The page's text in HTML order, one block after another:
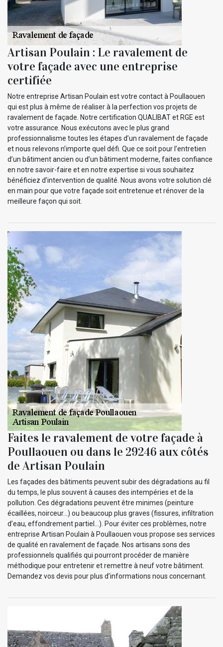
Artisan Poulain : Le ravalement de
votre façade avec une entreprise
certifiée
Notre entreprise Artisan Poulain est votre contact à Poullaouen
qui est plus à même de réaliser à la perfection vos projets de
ravalement de façade. Notre certification QUALIBAT et RGE est
votre assurance. Nous exécutons avec le plus grand
professionnalisme toutes les étapes d’un ravalement de façade
et nous relevons n’importe quel défi. Que ce soit pour l’entretien
d’un bâtiment ancien ou d’un bâtiment moderne, faites confiance
en notre savoir-faire et en notre expertise si vous souhaitez
bénéficiez d’intervention de qualité. Nous avons votre solution clé
en main pour que votre façade soit entretenue et rénover de la
meilleure façon qui soit.
Faites le ravalement de votre façade à
Poullaouen ou dans le 29246 aux côtés
de Artisan Poulain
Les façades des bâtiments peuvent subir des dégradations au fil
du temps, le plus souvent à causes des intempéries et de la
pollution. Ces dégradations peuvent être minimes (peinture
écaillées, noirceur…) ou beaucoup plus graves (fissures, infiltration
d’eau, effondrement partiel…). Pour éviter ces problèmes, notre
entreprise Artisan Poulain à Poullaouen vous propose ses services
de qualité en ravalement de façade. Nos artisans sons des
professionnels qualifiés qui pourront procéder de manière
méthodique pour entretenir et remettre à neuf votre bâtiment.
Demandez vos devis pour plus d’informations nous concernant.